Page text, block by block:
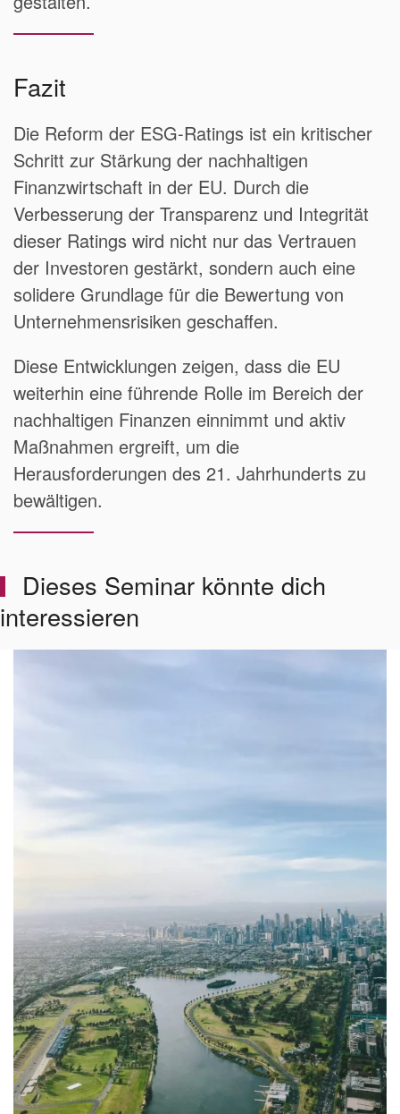
Fazit
Die Reform der ESG-Ratings ist ein kritischer
Schritt zur Stärkung der nachhaltigen
Finanzwirtschaft in der EU. Durch die
Verbesserung der Transparenz und Integrität
dieser Ratings wird nicht nur das Vertrauen
der Investoren gestärkt, sondern auch eine
solidere Grundlage für die Bewertung von
Unternehmensrisiken geschaffen.
Diese Entwicklungen zeigen, dass die EU
weiterhin eine führende Rolle im Bereich der
nachhaltigen Finanzen einnimmt und aktiv
Maßnahmen ergreift, um die
Herausforderungen des 21. Jahrhunderts zu
bewältigen.
Dieses Seminar könnte dich
interessieren